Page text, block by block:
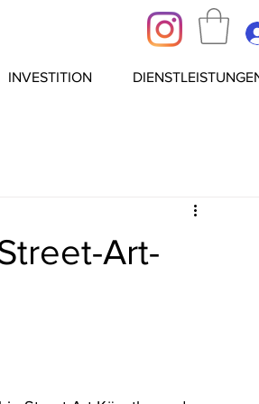
INVESTITION
Art-